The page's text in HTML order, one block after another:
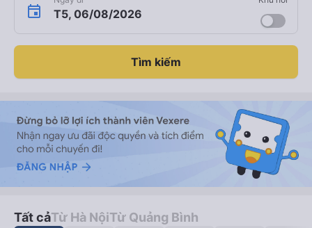
T5, 06/08/2026
Tìm kiếm
Tất cảTừ Hà NộiTừ Quảng Bình